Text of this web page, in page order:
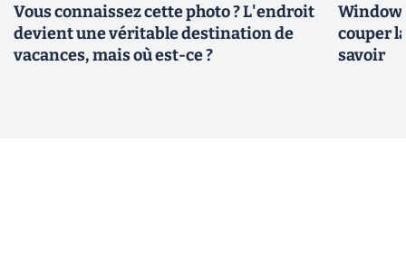
Vous connaissez cette photo ? L'endroit
devient une véritable destination de
vacances, mais où est-ce ?
couper
savoir